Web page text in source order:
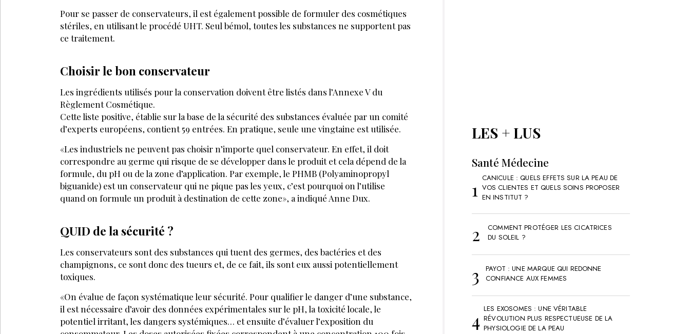
LA SUITE EST RÉSERVÉE AUX ABONNÉS
Bénéficiez de tarifs préférentiels sur nos produits et
évènements
JE M’ABONNE
VOS QUESTIONS:
Comment choisir le bon conservateur ?
Que sont les parabènes ?
Qu'est-ce que le phénoxyéthanol ?
LES + LUS
Santé Médecine
CANICULE : QUELS EFFETS SUR LA PEAU DE
VOS CLIENTES ET QUELS SOINS PROPOSER
EN INSTITUT ?
COMMENT PROTÉGER LES CICATRICES
DU SOLEIL ?
PAYOT : UNE MARQUE QUI REDONNE
CONFIANCE AUX FEMMES
LES EXOSOMES : UNE VÉRITABLE
RÉVOLUTION PLUS RESPECTUEUSE DE LA
PHYSIOLOGIE DE LA PEAU